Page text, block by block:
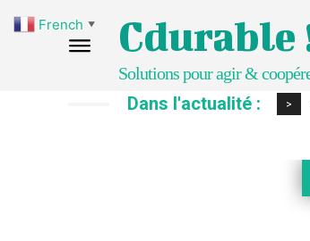
Cdurable
Solutions pour agir &
Dans l'actualité : >
French ▼